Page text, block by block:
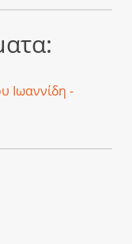
Ιωαννίδη -